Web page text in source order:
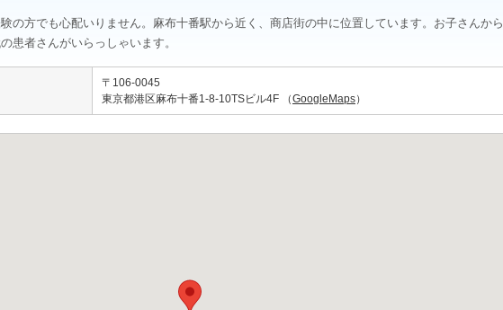
の方でも心配いりません。麻布十番駅から近く、商店街の中に位置しています。お子さんから
患者さんがいらっしゃいます。
〒106-0045
東京都港区麻布十番1-8-10TSビル4F （GoogleMaps）